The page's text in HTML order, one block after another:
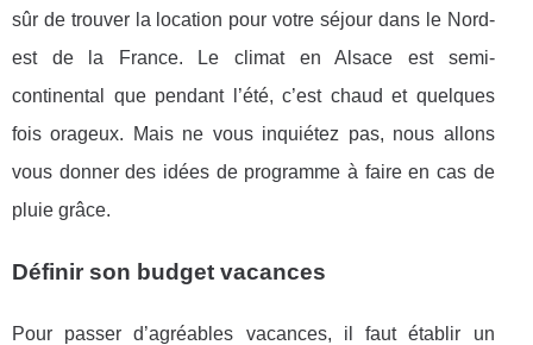
sûr de trouver la location pour votre séjour dans le Nord-
est de la France. Le climat en Alsace est semi-
continental que pendant l’été, c’est chaud et quelques
fois orageux. Mais ne vous inquiétez pas, nous allons
vous donner des idées de programme à faire en cas de
pluie grâce.
Définir son budget vacances
Pour passer d’agréables vacances, il faut établir un